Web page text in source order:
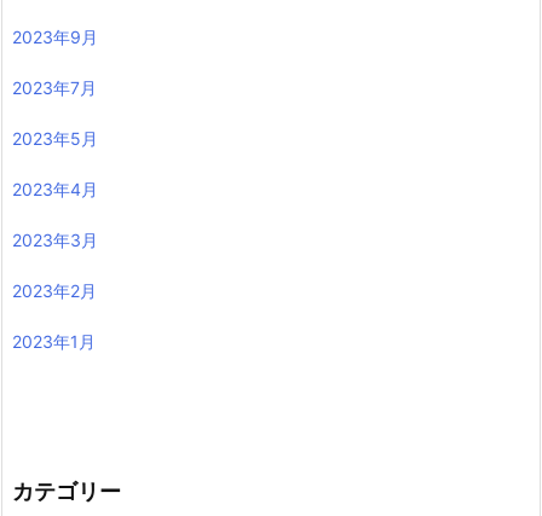
2023年9月
2023年7月
2023年5月
2023年4月
2023年3月
2023年2月
2023年1月
カテゴリー